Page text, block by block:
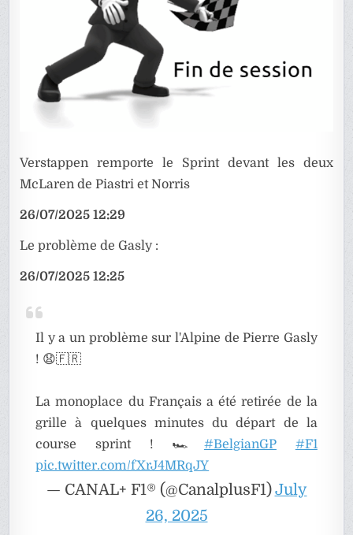
Verstappen remporte le Sprint devant les deux
McLaren de Piastri et Norris
26/07/2025 12:29
Le problème de Gasly :
26/07/2025 12:25
Il y a un problème sur l'Alpine de Pierre Gasly
! 😧🇫🇷
La monoplace du Français a été retirée de la
grille à quelques minutes du départ de la
course sprint ! 🏎️ #BelgianGP
#F1
pic.twitter.com/fXrJ4MRqJY
— CANAL+ F1® (@CanalplusF1)July
26, 2025